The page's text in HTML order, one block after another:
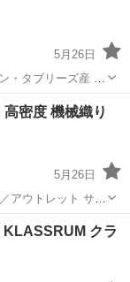
5月26日
・タブリーズ産
す。 サイ
：15mm 程度 (...
ト/ラグ 絨毯
密度 機械織り
5月26日
アウトレット サイ
と直径は、100
(ア...
/ラグ
KLASSRUM クラ